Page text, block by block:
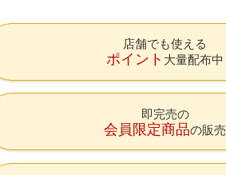
店舗でも使える
ポイント 大量配布中
即完売の
会員限定商品の販売